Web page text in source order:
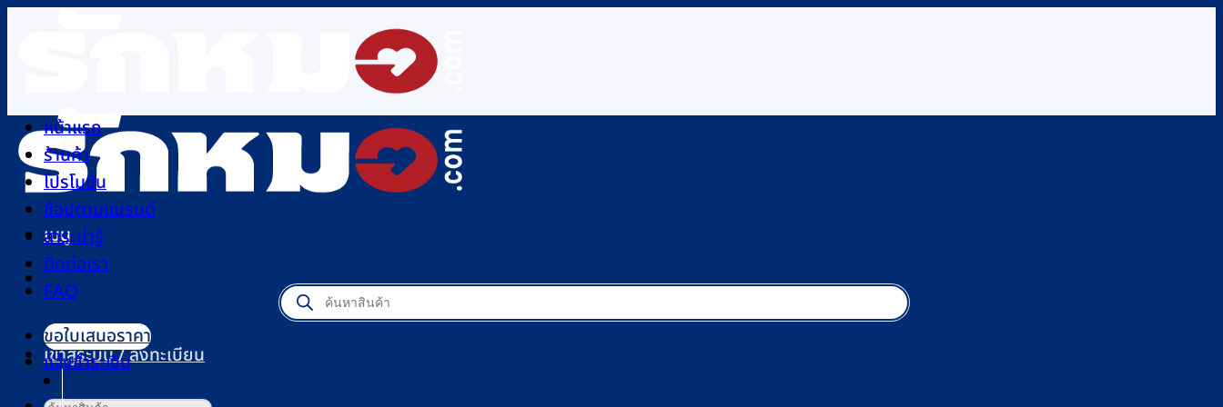
เมนู
Products
search
เข้าสู่ระบบ / ลงทะเบียน
หน้าแรก
ร้านค้า
โปรโมชัน
ช้อปตามแบรนด์
สาระน่ารู้
ติดต่อเรา
FAQ
ขอใบเสนอราคา
แจ้งชำระเงิน